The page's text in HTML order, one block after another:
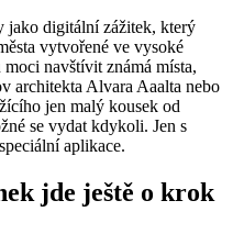
jako digitální zážitek, který
vytvořené ve vysoké
navštívit známá místa,
architekta Alvara Aaalta nebo
jen malý kousek od
se vydat kdykoli. Jen s
aplikace.
jde ještě o krok